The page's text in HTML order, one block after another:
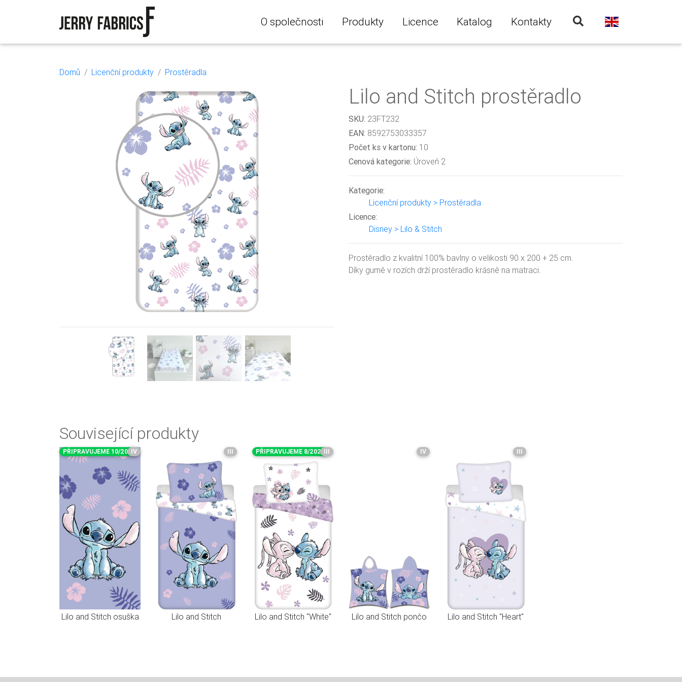
O společnosti Produkty Licence Katalog Kontakty
Domů Licenční produkty Prostěradla
Lilo and Stitch prostěradlo
SKU: 23FT232
EAN: 8592753033357
Počet ks v kartonu: 10
Cenová kategorie: Úroveň 2
Kategorie:
Licenční produkty > Prostěradla
Licence:
Disney > Lilo & Stitch
Prostěradlo z kvalitní 100% bavlny o velikosti 90 x 200 + 25 cm.
Díky gumě v rozích drží prostěradlo krásně na matraci.
Související produkty
PŘIPRAVUJEME 10/2026
IV
Lilo and Stitch osuška
III
Lilo and Stitch
PŘIPRAVUJEME 8/2026III
Lilo and Stitch "White"
IV
Lilo and Stitch pončo
III
Lilo and Stitch "Heart"